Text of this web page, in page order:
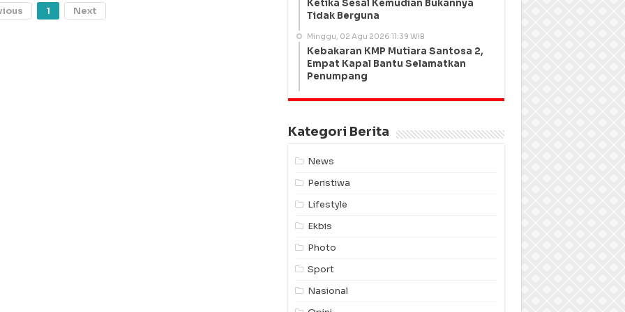
1 Next
Ketika Sesal Kemudian Bukannya
Tidak Berguna
Minggu, 02 Agu 2026 11:39 WIB
Kebakaran KMP Mutiara Santosa 2,
Empat Kapal Bantu Selamatkan
Penumpang
Kategori Berita
News
Peristiwa
Lifestyle
Ekbis
Photo
Sport
Nasional